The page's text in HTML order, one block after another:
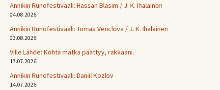
Annikin Runofestivaali: Has­san Bla­sim / J. K. Ihalainen
04.08.2026
Annikin Runofestivaali: Tomas Venclova / J. K. Ihalainen
03.08.2026
Ville Lähde: Kohta matka päättyy, rakkaani.
17.07.2026
Annikin Runofestivaali: Daniil Kozlov
14.07.2026